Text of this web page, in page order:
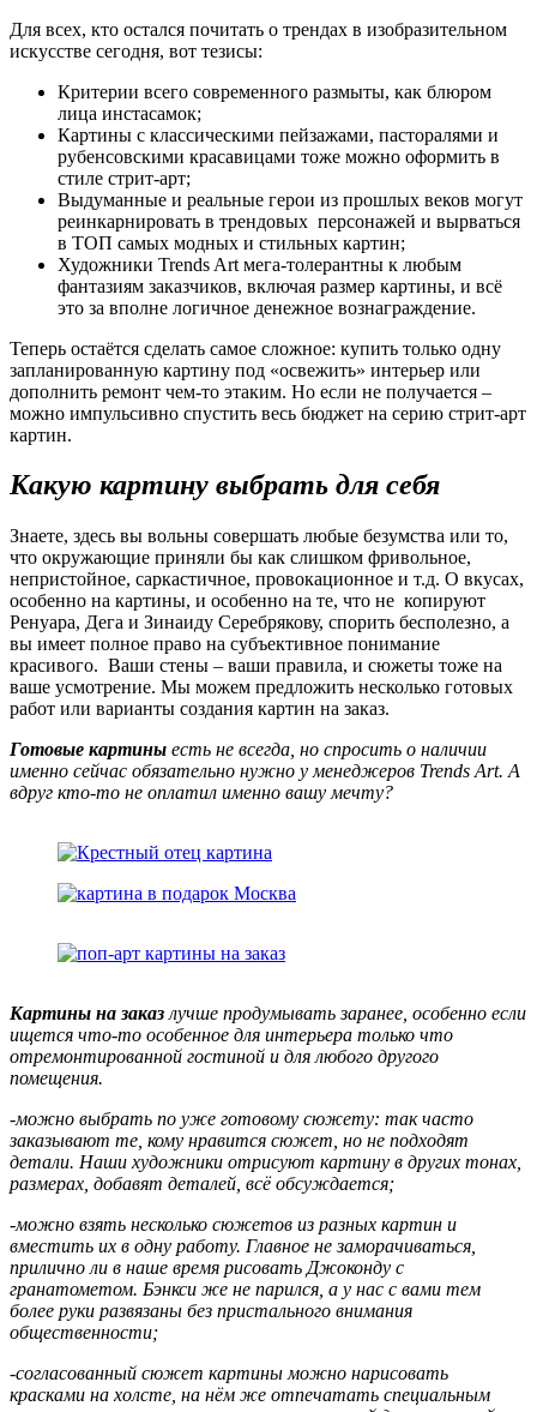
Для всех, кто остался почитать о трендах в изобразительном
искусстве сегодня, вот тезисы:
Критерии всего современного размыты, как блюром
лица инстасамок;
Картины с классическими пейзажами, пасторалями и
рубенсовскими красавицами тоже можно оформить в
стиле стрит-арт;
Выдуманные и реальные герои из прошлых веков могут
реинкарнировать в трендовых персонажей и вырваться
в ТОП самых модных и стильных картин;
Художники Trends Art мега-толерантны к любым
фантазиям заказчиков, включая размер картины, и всё
это за вполне логичное денежное вознаграждение.
Теперь остаётся сделать самое сложное: купить только одну
запланированную картину под «освежить» интерьер или
дополнить ремонт чем-то этаким. Но если не получается –
можно импульсивно спустить весь бюджет на серию стрит-арт
картин.
Какую картину выбрать для себя
Знаете, здесь вы вольны совершать любые безумства или то,
что окружающие приняли бы как слишком фривольное,
непристойное, саркастичное, провокационное и т.д. О вкусах,
особенно на картины, и особенно на те, что не копируют
Ренуара, Дега и Зинаиду Серебрякову, спорить бесполезно, а
вы имеет полное право на субъективное понимание
красивого. Ваши стены – ваши правила, и сюжеты тоже на
ваше усмотрение. Мы можем предложить несколько готовых
работ или варианты создания картин на заказ.
Готовые картины есть не всегда, но спросить о наличии
именно сейчас обязательно нужно у менеджеров Trends Art. А
вдруг кто-то не оплатил именно вашу мечту?
Картины на заказ лучше продумывать заранее, особенно если
ищется что-то особенное для интерьера только что
отремонтированной гостиной и для любого другого
помещения.
-можно выбрать по уже готовому сюжету: так часто
заказывают те, кому нравится сюжет, но не подходят
детали. Наши художники отрисуют картину в других тонах,
размерах, добавят деталей, всё обсуждается;
-можно взять несколько сюжетов из разных картин и
вместить их в одну работу. Главное не заморачиваться,
прилично ли в наше время рисовать Джоконду с
гранатометом. Бэнкси же не парился, а у нас с вами тем
более руки развязаны без пристального внимания
общественности;
-согласованный сюжет картины можно нарисовать
красками на холсте, на нём же отпечатать специальным